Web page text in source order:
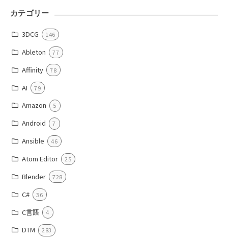
カテゴリー
3DCG 146
Ableton 77
Affinity 78
AI 79
Amazon 5
Android 7
Ansible 46
Atom Editor 25
Blender 728
C# 36
C言語 4
DTM 283